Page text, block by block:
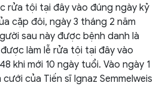
rửa tội tại đây vào đúng ngày kỷ
cặp đôi, ngày 3 tháng 2 năm
sau này được bệnh danh là
làm lễ rửa tội tại đây vào
khi mới 10 ngày tuổi. Vào ngày 1
của Tiến sĩ Ignaz Semmelweis